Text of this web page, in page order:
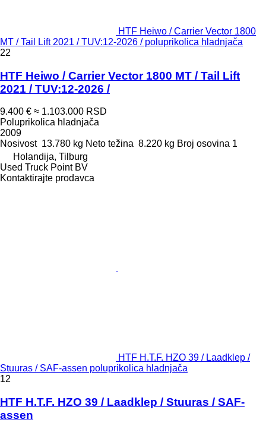
HTF Heiwo / Carrier Vector 1800
MT / Tail Lift 2021 / TUV:12-2026 / poluprikolica hladnjača
22
HTF Heiwo / Carrier Vector 1800 MT / Tail Lift
2021 / TUV:12-2026 /
9.400 € ≈ 1.103.000 RSD
Poluprikolica hladnjača
2009
Nosivost 13.780 kg Neto težina 8.220 kg Broj osovina 1
Holandija, Tilburg
Used Truck Point BV
Kontaktirajte prodavca
HTF H.T.F. HZO 39 / Laadklep /
Stuuras / SAF-assen poluprikolica hladnjača
12
HTF H.T.F. HZO 39 / Laadklep / Stuuras / SAF-
assen